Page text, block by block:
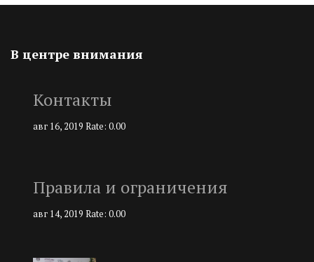
В центре внимания
Контакты
авг 16, 2019 Rate: 0.00
Правила и ограничения
авг 14, 2019 Rate: 0.00